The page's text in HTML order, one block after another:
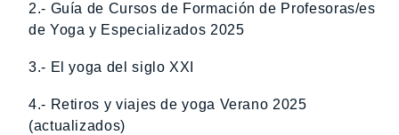
2.- Guía de Cursos de Formación de Profesoras/es
de Yoga y Especializados 2025
3.- El yoga del siglo XXI
4.- Retiros y viajes de yoga Verano 2025
(actualizados)